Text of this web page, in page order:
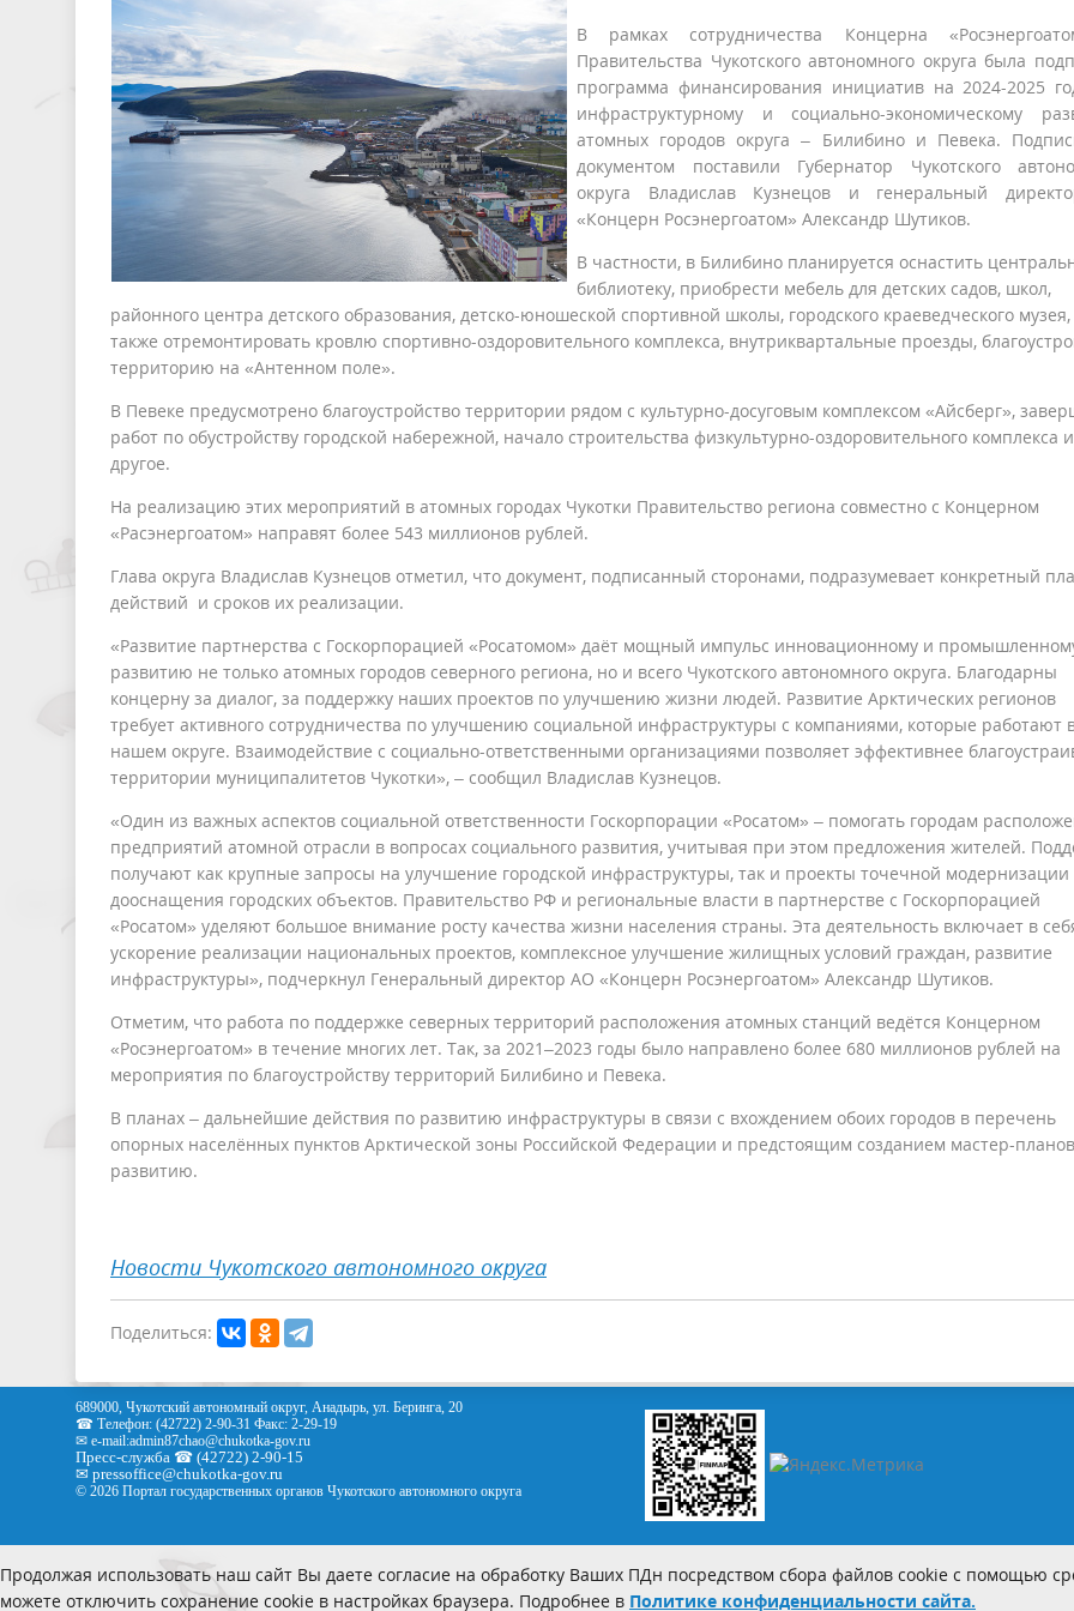
В рамках сотрудничества Концерна
Правительства Чукотского автономного округа была
программа финансирования инициатив на 2024-2025
инфраструктурному и социально-экономическому
атомных городов округа – Билибино и Певека.
документом поставили Губернатор Чукотского
округа Владислав Кузнецов и генеральный
«Концерн Росэнергоатом» Александр Шутиков.
В частности, в Билибино планируется оснастить
библиотеку, приобрести мебель для детских садов, школ,
районного центра детского образования, детско-юношеской спортивной школы, городского краеведческого музея,
также отремонтировать кровлю спортивно-оздоровительного комплекса, внутриквартальные проезды,
территорию на «Антенном поле».
В Певеке предусмотрено благоустройство территории рядом с культурно-досуговым комплексом «Айсберг»,
работ по обустройству городской набережной, начало строительства физкультурно-оздоровительного комплекса и
другое.
На реализацию этих мероприятий в атомных городах Чукотки Правительство региона совместно с Концерном
«Расэнергоатом» направят более 543 миллионов рублей.
Глава округа Владислав Кузнецов отметил, что документ, подписанный сторонами, подразумевает конкретный
действий и сроков их реализации.
«Развитие партнерства с Госкорпорацией «Росатомом» даёт мощный импульс инновационному и
развитию не только атомных городов северного региона, но и всего Чукотского автономного округа. Благодарны
концерну за диалог, за поддержку наших проектов по улучшению жизни людей. Развитие Арктических регионов
требует активного сотрудничества по улучшению социальной инфраструктуры с компаниями, которые работают
нашем округе. Взаимодействие с социально-ответственными организациями позволяет эффективнее
территории муниципалитетов Чукотки», – сообщил Владислав Кузнецов.
«Один из важных аспектов социальной ответственности Госкорпорации «Росатом» – помогать городам
предприятий атомной отрасли в вопросах социального развития, учитывая при этом предложения жителей.
получают как крупные запросы на улучшение городской инфраструктуры, так и проекты точечной модернизации
дооснащения городских объектов. Правительство РФ и региональные власти в партнерстве с Госкорпорацией
«Росатом» уделяют большое внимание росту качества жизни населения страны. Эта деятельность включает в
ускорение реализации национальных проектов, комплексное улучшение жилищных условий граждан, развитие
инфраструктуры», подчеркнул Генеральный директор АО «Концерн Росэнергоатом» Александр Шутиков.
Отметим, что работа по поддержке северных территорий расположения атомных станций ведётся Концерном
«Росэнергоатом» в течение многих лет. Так, за 2021–2023 годы было направлено более 680 миллионов рублей на
мероприятия по благоустройству территорий Билибино и Певека.
В планах – дальнейшие действия по развитию инфраструктуры в связи с вхождением обоих городов в перечень
опорных населённых пунктов Арктической зоны Российской Федерации и предстоящим созданием мастер-
развитию.
Новости Чукотского автономного округа
Поделиться:
689000, Чукотский автономный округ, Анадырь, ул. Беринга, 20
☎ Телефон: (42722) 2-90-31 Факс: 2-29-19
✉ e-mail:admin87chao@chukotka-gov.ru
Пресс-служба ☎ (42722) 2-90-15
✉ pressoffice@chukotka-gov.ru
© 2026 Портал государственных органов Чукотского автономного округа
Продолжая использовать наш сайт Вы даете согласие на обработку Ваших ПДн посредством сбора файлов cookie с помощью
можете отключить сохранение cookie в настройках браузера. Подробнее в Политике конфиденциальности сайта.